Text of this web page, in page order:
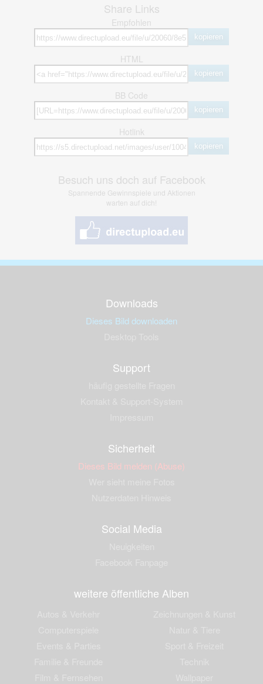
Share Links
Empfohlen
kopieren
HTML
kopieren
BB Code
kopieren
Hotlink
kopieren
Besuch uns doch auf Facebook
Spannende Gewinnspiele und Aktionen
warten auf dich!
Downloads
Dieses Bild downloaden
Support
Sicherheit
Dieses Bild melden (Abuse)
Social Media
weitere öffentliche Alben